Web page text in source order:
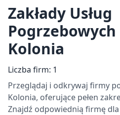
Zakłady Usług
Pogrzebowych
Kolonia
Liczba firm: 1
Przeglądaj i odkrywaj firmy
Kolonia, oferujące pełen
Znajdź odpowiednią firmę